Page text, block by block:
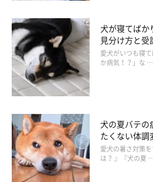
「術後服」の使用が
犬が寝てばか
見分け方と
愛犬がいつも寝
か病気！？」な …
犬の夏バテ
たくない体調
愛犬の暑さ対策
は？ 』『犬の夏 …